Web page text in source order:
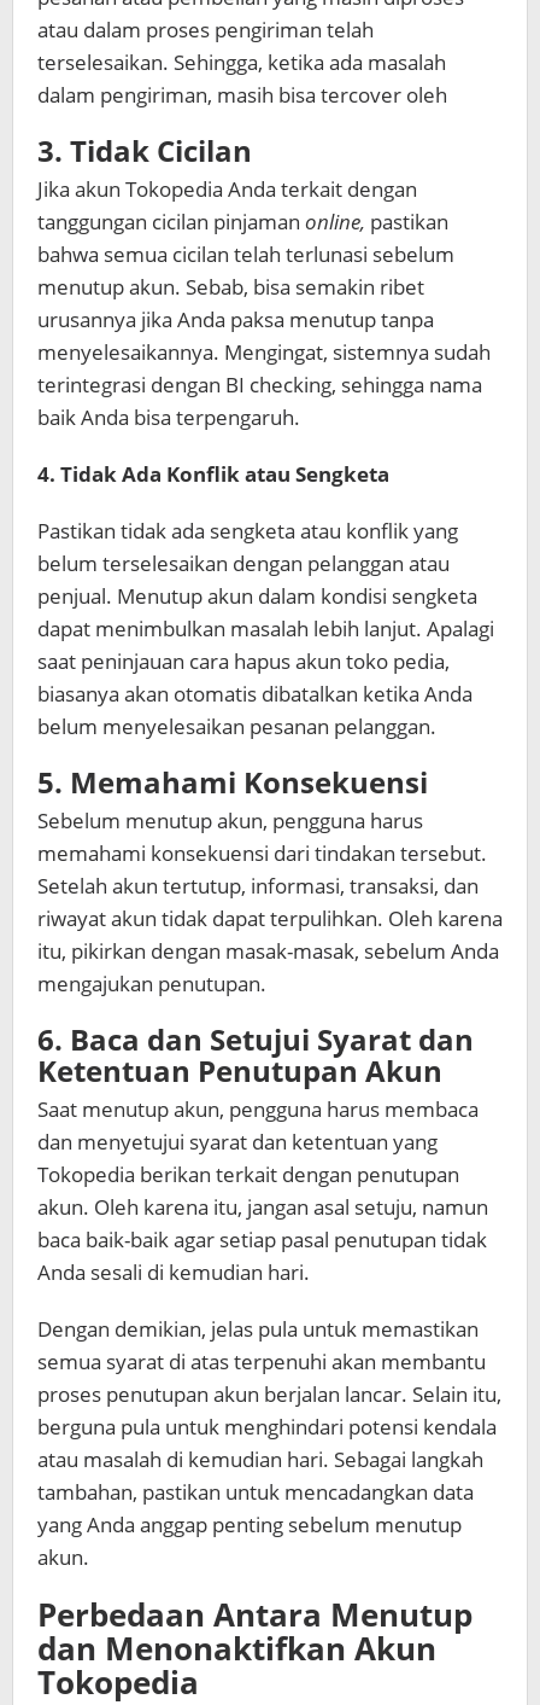
atau dalam proses pengiriman telah
terselesaikan. Sehingga, ketika ada masalah
dalam pengiriman, masih bisa tercover oleh
3. Tidak Cicilan
Jika akun Tokopedia Anda terkait dengan
tanggungan cicilan pinjaman online, pastikan
bahwa semua cicilan telah terlunasi sebelum
menutup akun. Sebab, bisa semakin ribet
urusannya jika Anda paksa menutup tanpa
menyelesaikannya. Mengingat, sistemnya sudah
terintegrasi dengan BI checking, sehingga nama
baik Anda bisa terpengaruh.
4. Tidak Ada Konflik atau Sengketa
Pastikan tidak ada sengketa atau konflik yang
belum terselesaikan dengan pelanggan atau
penjual. Menutup akun dalam kondisi sengketa
dapat menimbulkan masalah lebih lanjut. Apalagi
saat peninjauan cara hapus akun toko pedia,
biasanya akan otomatis dibatalkan ketika Anda
belum menyelesaikan pesanan pelanggan.
5. Memahami Konsekuensi
Sebelum menutup akun, pengguna harus
memahami konsekuensi dari tindakan tersebut.
Setelah akun tertutup, informasi, transaksi, dan
riwayat akun tidak dapat terpulihkan. Oleh karena
itu, pikirkan dengan masak-masak, sebelum Anda
mengajukan penutupan.
6. Baca dan Setujui Syarat dan
Ketentuan Penutupan Akun
Saat menutup akun, pengguna harus membaca
dan menyetujui syarat dan ketentuan yang
Tokopedia berikan terkait dengan penutupan
akun. Oleh karena itu, jangan asal setuju, namun
baca baik-baik agar setiap pasal penutupan tidak
Anda sesali di kemudian hari.
Dengan demikian, jelas pula untuk memastikan
semua syarat di atas terpenuhi akan membantu
proses penutupan akun berjalan lancar. Selain itu,
berguna pula untuk menghindari potensi kendala
atau masalah di kemudian hari. Sebagai langkah
tambahan, pastikan untuk mencadangkan data
yang Anda anggap penting sebelum menutup
akun.
Perbedaan Antara Menutup
dan Menonaktifkan Akun
Tokopedia